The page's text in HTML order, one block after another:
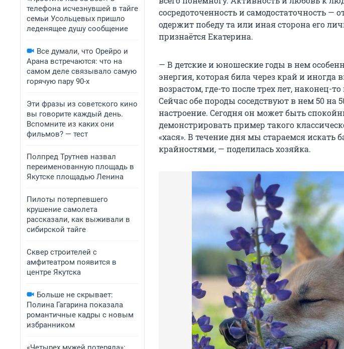
телефона исчезнувшей в тайге
семьи Усольцевых пришло
леденящее душу сообщение
Все думали, что Орейро и
Арана встречаются: что на
самом деле связывало самую
горячую пару 90-х
Эти фразы из советского кино
вы говорите каждый день.
Вспомните из каких они
фильмов? — тест
Полпред Трутнев назвал
переименованную площадь в
Якутске площадью Ленина
Пилоты потерпевшего
крушение самолета
рассказали, как выживали в
сибирской тайге
Сквер строителей с
амфитеатром появится в
центре Якутска
Больше не скрывает:
Полина Гагарина показала
романтичные кадры с новым
избранником
сосредоточенность и самодостаточность
одержит победу та или иная сторона его
признаётся Екатерина.
— В детские и юношеские годы в нем
энергия, которая била через край и
возрастом, где-то после трех лет, наконец-
Сейчас обе породы соседствуют в нем 50 на
настроение. Сегодня он может быть
демонстрировать пример такого
«хася». В течение дня мы стараемся искать
крайностями, — поделилась хозяйка.